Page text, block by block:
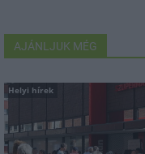
AJÁNLJUK MÉG
Helyi hírek